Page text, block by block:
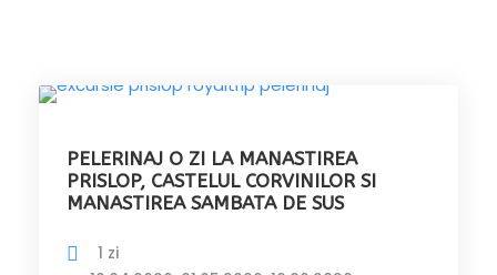
PELERINAJ O ZI LA MANASTIREA
PRISLOP, CASTELUL CORVINILOR SI
MANASTIREA SAMBATA DE SUS
1 zi